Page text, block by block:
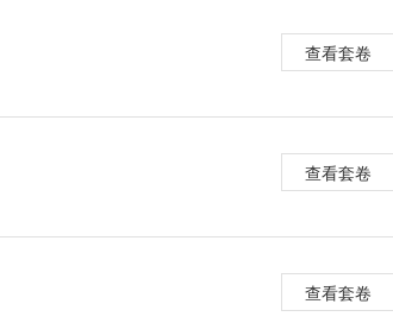
查看套卷
查看套卷
查看套卷